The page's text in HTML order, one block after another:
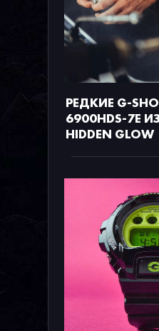
РЕДКИЕ G-
6900HDS-7E
HIDDEN GLOW